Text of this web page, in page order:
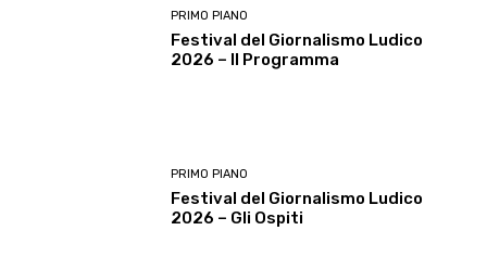
PRIMO PIANO
Festival del Giornalismo Ludico
2026 – Il Programma
PRIMO PIANO
Festival del Giornalismo Ludico
2026 – Gli Ospiti